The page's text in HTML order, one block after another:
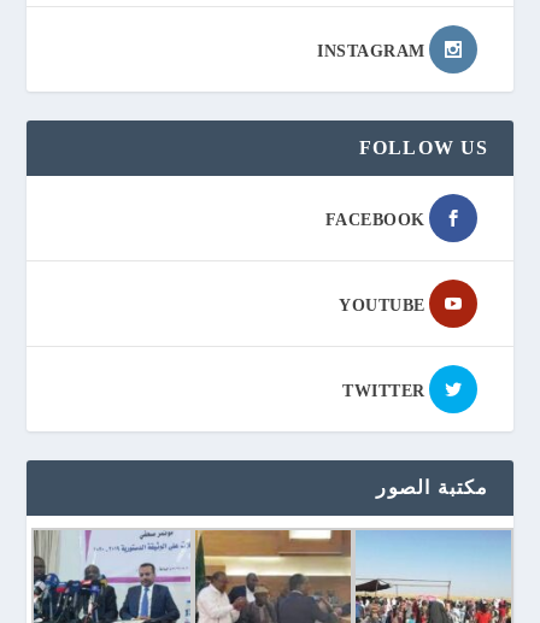
INSTAGRAM
FOLLOW US
FACEBOOK
YOUTUBE
TWITTER
مكتبة الصور